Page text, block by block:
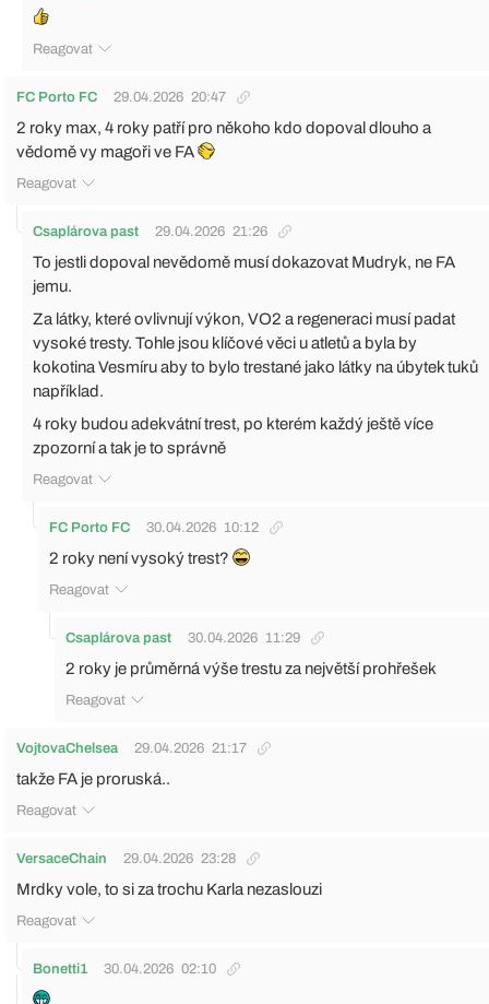
Reagovat
FC Porto FC 29.04.2026 20:47
2 roky max, 4 roky patří pro někoho kdo dopoval dlouho a
vědomě vy magoři ve FA
Reagovat
Csaplárova past 29.04.2026 21:26
To jestli dopoval nevědomě musí dokazovat Mudryk, ne FA
jemu.
Za látky, které ovlivnují výkon, VO2 a regeneraci musí padat
vysoké tresty. Tohle jsou klíčové věci u atletů a byla by
kokotina Vesmíru aby to bylo trestané jako látky na úbytek tuků
například.
4 roky budou adekvátní trest, po kterém každý ještě více
zpozorní a tak je to správně
Reagovat
FC Porto FC 30.04.2026 10:12
2 roky není vysoký trest?
Reagovat
Csaplárova past 30.04.2026 11:29
2 roky je průměrná výše trestu za největší prohřešek
Reagovat
VojtovaChelsea 29.04.2026 21:17
takže FA je proruská..
Reagovat
VersaceChain 29.04.2026 23:28
Mrdky vole, to si za trochu Karla nezaslouzi
Reagovat
Bonetti1 30.04.2026 02:10